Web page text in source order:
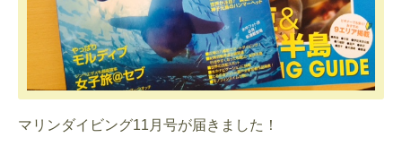
マリンダイビング11月号が届きました！